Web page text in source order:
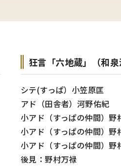
狂言「六地蔵」（和
シテ(すっぱ）小笠原匡
アド（田舎者）河野佑紀
小アド（すっぱの仲間）
小アド（すっぱの仲間）野
小アド（すっぱの仲間）野
後見：野村万禄